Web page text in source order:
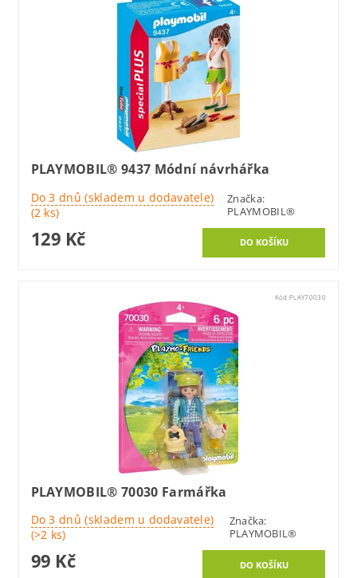
PLAYMOBIL® 9437 Módní návrhářka
Do 3 dnů (skladem u dodavatele)
(2 ks)
Značka:
PLAYMOBIL®
129 Kč
Kód:PLAY70030
PLAYMOBIL® 70030 Farmářka
Do 3 dnů (skladem u dodavatele)
(>2 ks)
Značka:
PLAYMOBIL®
99 Kč